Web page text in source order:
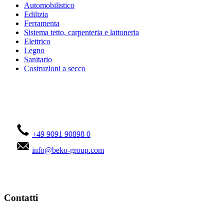
Automobilistico
Edilizia
Ferramenta
Sistema tetto, carpenteria e lattoneria
Elettrico
Legno
Sanitario
Costruzioni a secco
+49 9091 90898 0
info@beko-group.com
Contatti